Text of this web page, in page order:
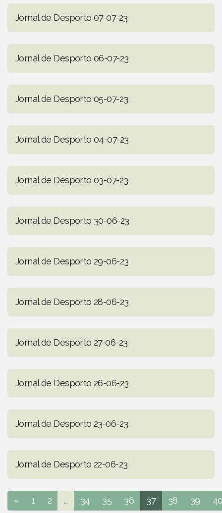
Jornal de Desporto 07-07-23
Jornal de Desporto 06-07-23
Jornal de Desporto 05-07-23
Jornal de Desporto 04-07-23
Jornal de Desporto 03-07-23
Jornal de Desporto 30-06-23
Jornal de Desporto 29-06-23
Jornal de Desporto 28-06-23
Jornal de Desporto 27-06-23
Jornal de Desporto 26-06-23
Jornal de Desporto 23-06-23
Jornal de Desporto 22-06-23
« 1 2 ... 34 35 36 37 38 39